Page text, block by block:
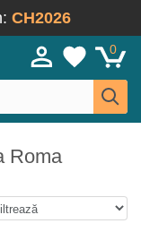
CH2026
0
Roma